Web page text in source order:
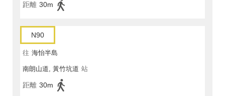
距離 30m
N90
往 海怡半島
南朗山道, 黃竹坑道 站
距離 30m